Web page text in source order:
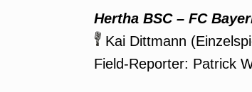
Hertha BSC – FC
Kai Dittmann
Field-Reporter: Patrick